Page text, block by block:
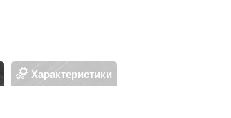
Характеристики